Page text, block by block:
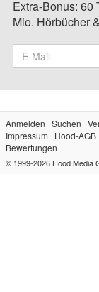
Extra-Bonus: 60
Mio. Hörbücher
Anmelden Suchen
Impressum
Hood-AGB
Bewertungen
© 1999-2026 Hood Media